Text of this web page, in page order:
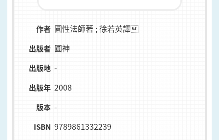
作者 圓性法師著 ; 徐若英譯
出版者 圓神
出版地 -
出版年 2008
版本 -
ISBN 9789861332239